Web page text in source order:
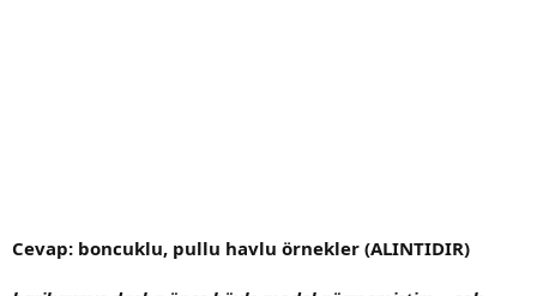
Cevap: boncuklu, pullu havlu örnekler (ALINTIDIR)